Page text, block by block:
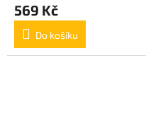
569 Kč
Do košíku